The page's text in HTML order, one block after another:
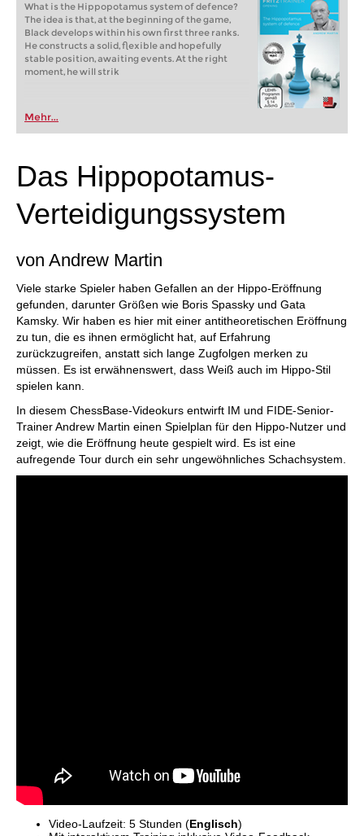
What is the Hippopotamus system of defence?
The idea is that, at the beginning of the game,
Black develops within his own first three ranks.
He constructs a solid, flexible and hopefully
stable position, awaiting events. At the right
moment, he will strik
Mehr...
Das Hippopotamus-
Verteidigungssystem
von Andrew Martin
Viele starke Spieler haben Gefallen an der Hippo-Eröffnung
gefunden, darunter Größen wie Boris Spassky und Gata
Kamsky. Wir haben es hier mit einer antitheoretischen Eröffnung
zu tun, die es ihnen ermöglicht hat, auf Erfahrung
zurückzugreifen, anstatt sich lange Zugfolgen merken zu
müssen. Es ist erwähnenswert, dass Weiß auch im Hippo-Stil
spielen kann.
In diesem ChessBase-Videokurs entwirft IM und FIDE-Senior-
Trainer Andrew Martin einen Spielplan für den Hippo-Nutzer und
zeigt, wie die Eröffnung heute gespielt wird. Es ist eine
aufregende Tour durch ein sehr ungewöhnliches Schachsystem.
Video-Laufzeit: 5 Stunden (Englisch)